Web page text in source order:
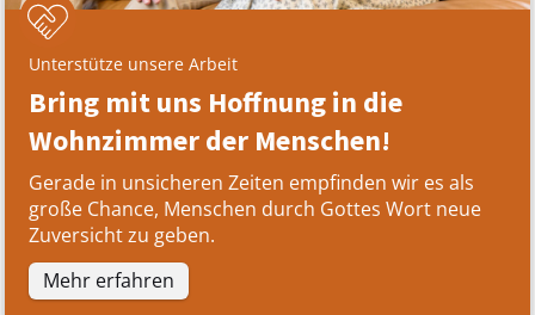
Unterstütze unsere Arbeit
Bring mit uns Hoffnung in die
Wohnzimmer der Menschen!
Gerade in unsicheren Zeiten empfinden wir es als
große Chance, Menschen durch Gottes Wort neue
Zuversicht zu geben.
Mehr erfahren